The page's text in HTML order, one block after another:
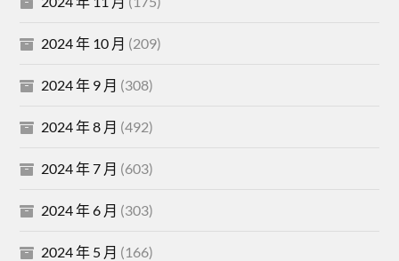
2024 年 10 月 (209)
2024 年 9 月 (308)
2024 年 8 月 (492)
2024 年 7 月 (603)
2024 年 6 月 (303)
2024 年 5 月 (166)